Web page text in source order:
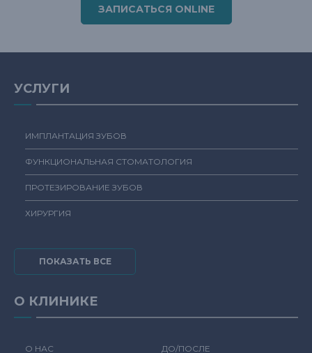
ЗАПИСАТЬСЯ ONLINE
УСЛУГИ
ИМПЛАНТАЦИЯ ЗУБОВ
ФУНКЦИОНАЛЬНАЯ СТОМАТОЛОГИЯ
ПРОТЕЗИРОВАНИЕ ЗУБОВ
ХИРУРГИЯ
ПОКАЗАТЬ ВСЕ
О КЛИНИКЕ
О НАС ДО/ПОСЛЕ